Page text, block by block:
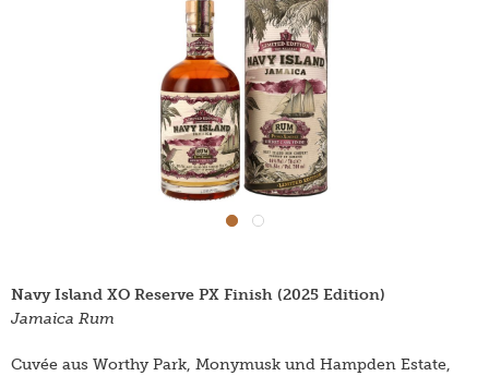
Navy Island XO Reserve PX Finish (2025 Edition)
Jamaica Rum
Cuvée aus Worthy Park, Monymusk und Hampden Estate,